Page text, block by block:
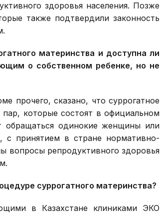
здоровья населения. Позже
также подтвердили законность
материнства и доступна ли
о собственном ребенке, но не
прочего, сказано, что суррогатное
которые состоят в официальном
обращаться одинокие женщины или
принятием в стране нормативно-
вопросы репродуктивного здоровья
суррогатного материнства?
в Казахстане клиниками ЭКО